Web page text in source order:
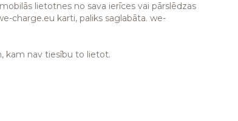
lietotnes no sava ierīces vai pārslēdzas
charge.eu karti, paliks saglabāta. we-
kam nav tiesību to lietot.